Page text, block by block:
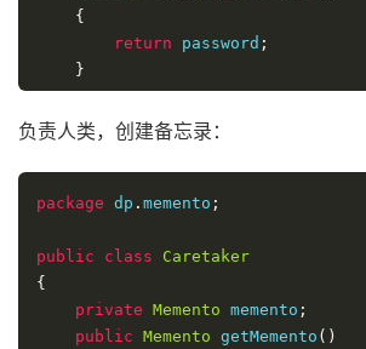
{
return password ;
}
public void setPassword
this.password=password;
}
public String getTelNo
return telNo ;
}
负责人类，创建备忘录：
package dp . memento ;
public class
Caretaker
{
private Memento memento ;
public Memento getMemento ()